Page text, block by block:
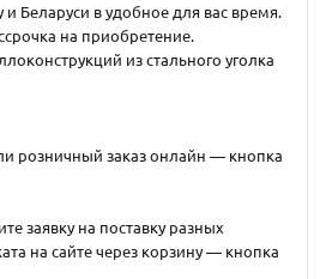
и Беларуси в удобное для вас время.
на приобретение.
из стального уголка
розничный заказ онлайн — кнопка
заявку на поставку разных
на сайте через корзину — кнопка